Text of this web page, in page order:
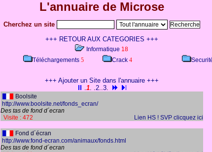
L'annuaire de Microse
Cherchez un site
+++ RETOUR AUX CATEGORIES +++
Informatique 18
Téléchargements 5 Crack 4
+++ Ajouter un Site dans l'annuaire +++
.1. .2..3.
Boolsite
http://www.boolsite.net/fonds_ecran/
Des tas de fond d´ecran
Visite : 472
Lien HS ! SVP clicquez ici
Fond d´écran
http://www.fond-ecran.com/animaux/fonds.html
Des tas de fond d´ecran